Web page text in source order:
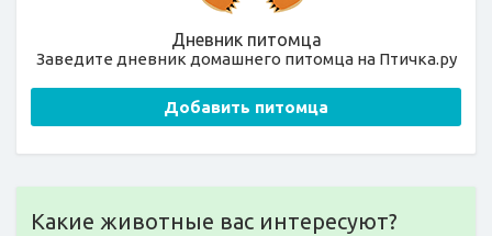
Дневник питомца
Заведите дневник домашнего питомца на Птичка.ру
Добавить питомца
Какие животные вас интересуют?